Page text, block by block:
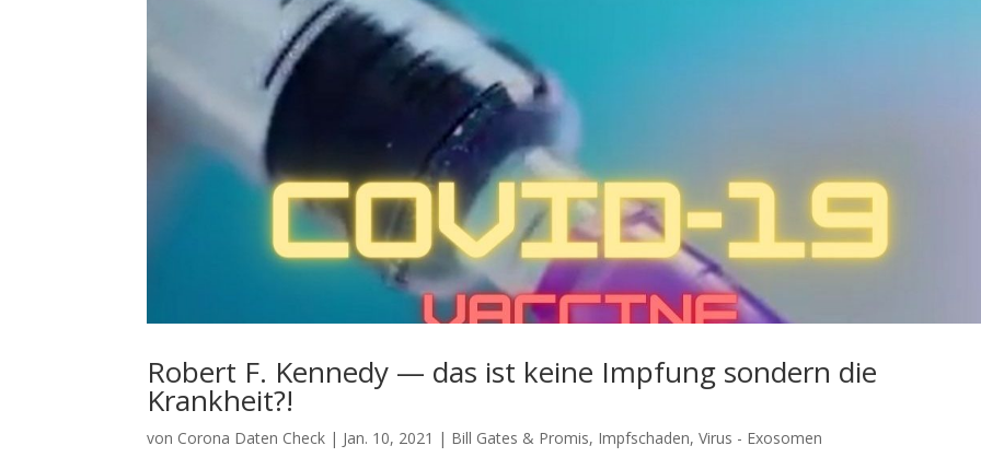
Robert F. Kennedy — das ist keine Impfung sondern die
Krankheit?!
von Corona Daten Check | Jan. 10, 2021 | Bill Gates & Promis, Impfschaden,Virus - Exosomen